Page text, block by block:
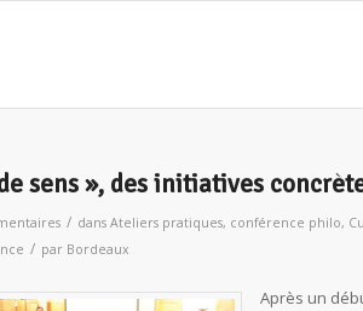
sens », des initiatives
/ dans Ateliers pratiques, conférence philo,
/ par Bordeaux
Après un